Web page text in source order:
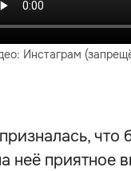
Инстаграм
приятное